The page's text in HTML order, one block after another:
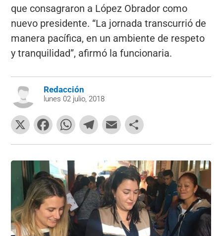
que consagraron a López Obrador como
nuevo presidente. “La jornada transcurrió de
manera pacífica, en un ambiente de respeto
y tranquilidad”, afirmó la funcionaria.
Redacción
lunes 02 julio, 2018
X
F
a
c
e
b
o
o
W
h
s
A
p
p
T
el
e
gr
a
m
E
m
ai
l
o
m
p
ar
tir